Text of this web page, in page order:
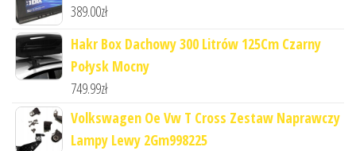
389.00zł
Hakr Box Dachowy 300 Litrów 125Cm Czarny
Połysk Mocny
749.99zł
Volkswagen Oe Vw T Cross Zestaw Naprawczy
Lampy Lewy 2Gm998225